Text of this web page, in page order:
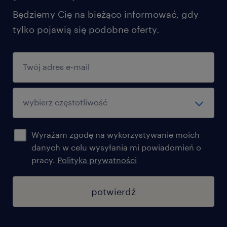
Expirience in office management, facility
coordination or a similar business
Knowledge of MS Office and Excel,
Strong organizational and coordination
skills,
Strong interpersonal skills and enjoyment
of working with people,
Experience in event organization and
Proactive, service-oriented mindset with
high ownership,
Będziemy Cię na bieżąco informować, gdy
tylko pojawią się podobne oferty.
Wyrażam zgodę na wykorzystywanie moich
danych w celu wysyłania mi powiadomień o
pracy. Polityka prywatności
potwierdź